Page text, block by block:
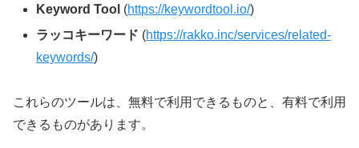
Keyword Tool (https://keywordtool.io/)
ラッコキーワード (https://rakko.inc/services/related-
keywords/)
これらのツールは、無料で利用できるものと、有料で利用
できるものがあります。